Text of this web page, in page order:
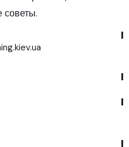
советы.